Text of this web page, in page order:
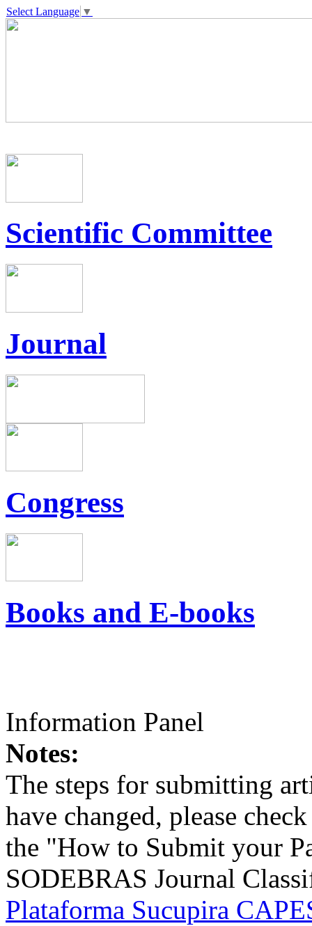
Select Language ▼
Scientific Committee
Journal
Congress
Books and E-books
Information Panel
Notes:
The steps for submitting
have changed, please
the "How to Submit your
SODEBRAS Journal
Plataforma Sucupira